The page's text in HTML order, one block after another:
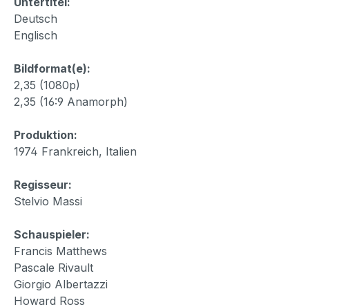
Deutsch
Englisch
Bildformat(e):
2,35 (1080p)
2,35 (16:9 Anamorph)
Produktion:
1974 Frankreich, Italien
Regisseur:
Stelvio Massi
Schauspieler:
Francis Matthews
Pascale Rivault
Giorgio Albertazzi
Howard Ross